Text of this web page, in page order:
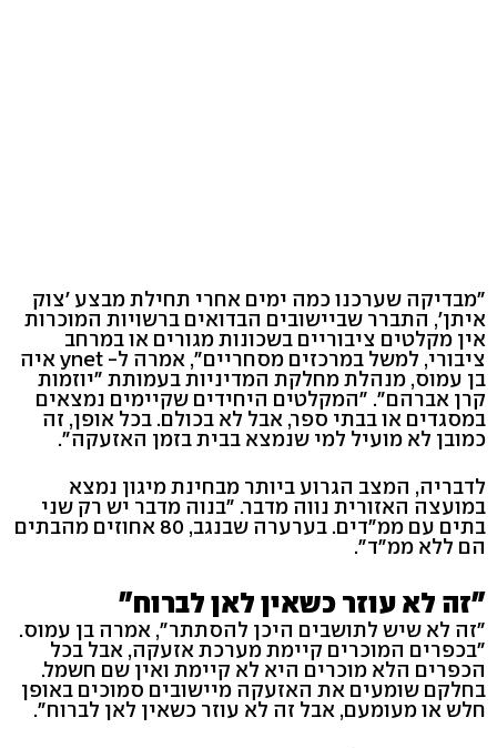
"מבדיקה שערכנו כמה ימים אחרי תחילת מבצע 'צוק
איתן', התברר שביישובים הבדואים ברשויות המוכרות
אין מקלטים ציבוריים בשכונות מגורים או במרחב
ציבורי, למשל במרכזים מסחריים", אמרה ל- ynet איה
בן עמוס, מנהלת מחלקת המדיניות בעמותת "יוזמות
קרן אברהם". "המקלטים היחידים שקיימים נמצאים
במסגדים או בבתי ספר, אבל לא בכולם. בכל אופן, זה
כמובן לא מועיל למי שנמצא בבית בזמן האזעקה".
לדבריה, המצב הגרוע ביותר מבחינת מיגון נמצא
במועצה האזורית נווה מדבר. "בנוה מדבר יש רק שני
בתים עם ממ"דים. בערערה שבנגב, 80 אחוזים מהבתים
הם ללא ממ"ד".
"זה לא עוזר כשאין לאן לברוח"
"זה לא שיש לתושבים היכן להסתתר", אמרה בן עמוס.
"בכפרים המוכרים קיימת מערכת אזעקה, אבל בכל
הכפרים הלא מוכרים היא לא קיימת ואין שם חשמל.
בחלקם שומעים את האזעקה מיישובים סמוכים באופן
חלש או מעומעם, אבל זה לא עוזר כשאין לאן לברוח".